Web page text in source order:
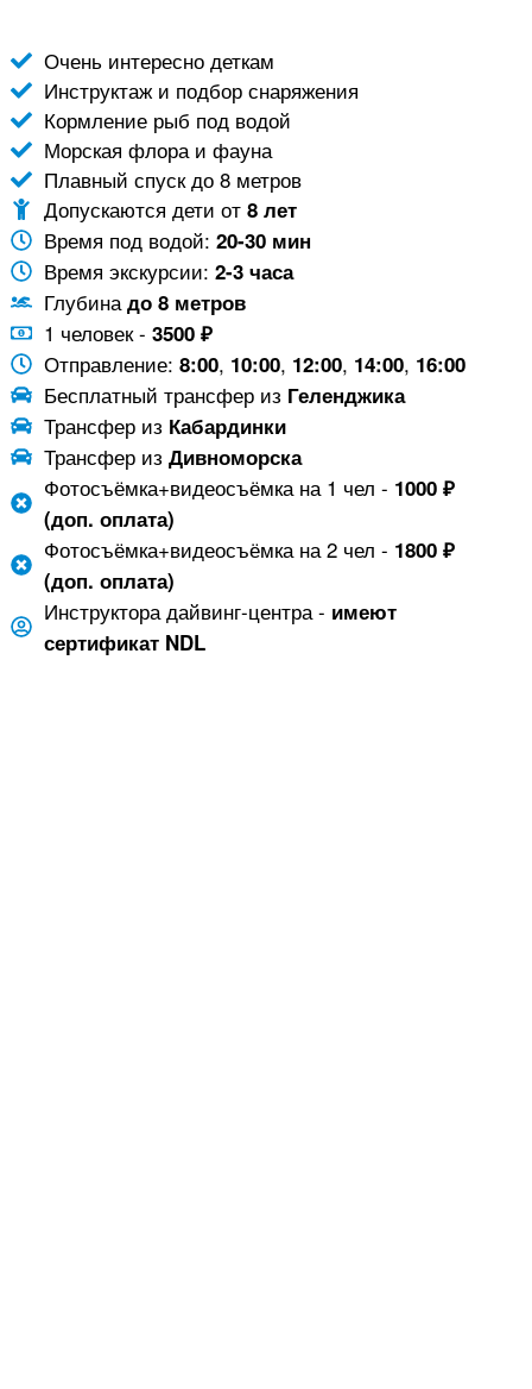
Очень интересно деткам
Инструктаж и подбор снаряжения
Кормление рыб под водой
Морская флора и фауна
Плавный спуск до 8 метров
Допускаются дети от 8 лет
Время под водой: 20-30 мин
Время экскурсии: 2-3 часа
Глубинадо 8 метров
1 человек - 3500 ₽
Отправление: 8:00, 10:00, 12:00, 14:00, 16:00
Бесплатный трансфер из Геленджика
Трансфер из Кабардинки
Трансфер из Дивноморска
Фотосъёмка+видеосъёмка на 1 чел - 1000 ₽
(доп. оплата)
Фотосъёмка+видеосъёмка на 2 чел - 1800 ₽
(доп. оплата)
Инструктора дайвинг-центра - имеют
сертификат NDL